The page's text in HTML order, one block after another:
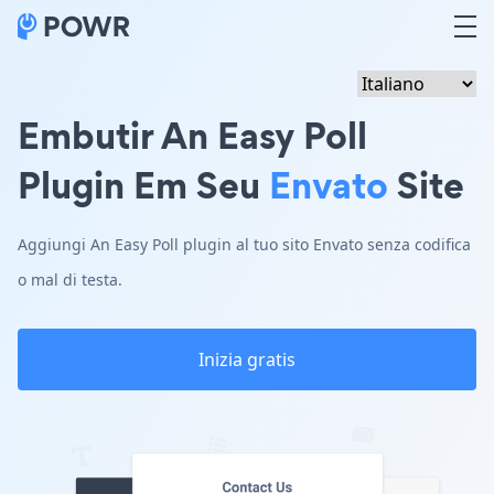
Embutir An Easy Poll
Plugin Em Seu EnvatoSite
Aggiungi An Easy Poll plugin al tuo sito Envato senza codifica
o mal di testa.
Inizia gratis